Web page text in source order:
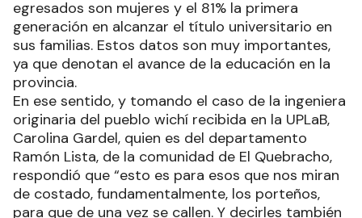
egresados son mujeres y el 81% la primera
generación en alcanzar el título universitario en
sus familias. Estos datos son muy importantes,
ya que denotan el avance de la educación en la
provincia.
En ese sentido, y tomando el caso de la ingeniera
originaria del pueblo wichí recibida en la UPLaB,
Carolina Gardel, quien es del departamento
Ramón Lista, de la comunidad de El Quebracho,
respondió que “esto es para esos que nos miran
de costado, fundamentalmente, los porteños,
para que de una vez se callen. Y decirles también